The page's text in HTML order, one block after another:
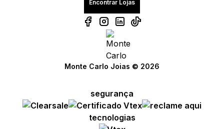
Encontrar Lojas
Monte Carlo Joias © 2026
segurança
tecnologias
Compre com um Vendedor
Solicite troca ou devolução
Conheça o Bônus MC